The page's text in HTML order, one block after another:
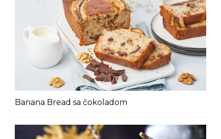
Banana Bread sa čokoladom